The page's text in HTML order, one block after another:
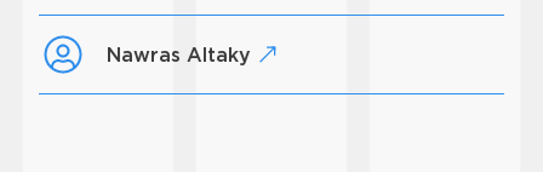
Nawras Altaky